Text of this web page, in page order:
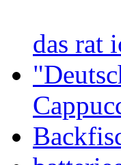
das rat